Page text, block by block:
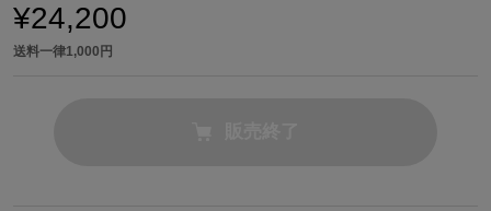
¥24,200
送料一律1,000円